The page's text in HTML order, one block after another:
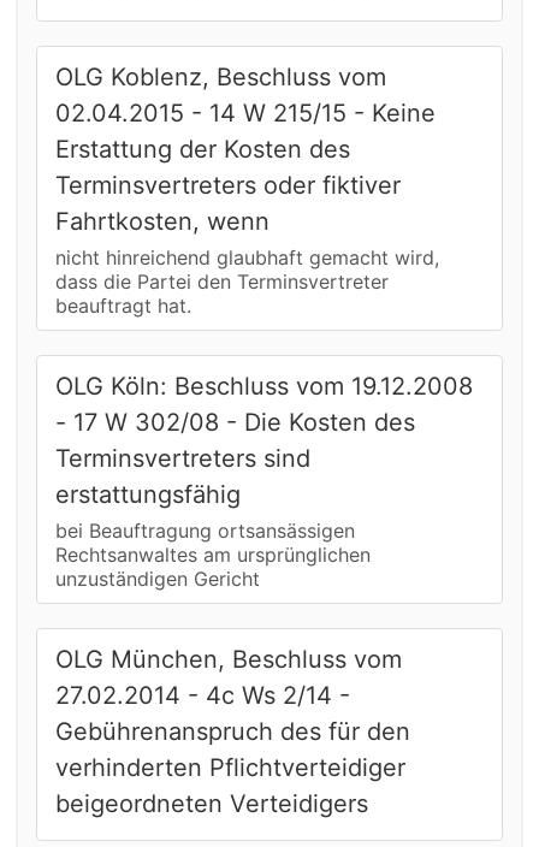
OLG Koblenz, Beschluss vom
02.04.2015 - 14 W 215/15 - Keine
Erstattung der Kosten des
Terminsvertreters oder fiktiver
Fahrtkosten, wenn
nicht hinreichend glaubhaft gemacht wird,
dass die Partei den Terminsvertreter
beauftragt hat.
OLG Köln: Beschluss vom 19.12.2008
- 17 W 302/08 - Die Kosten des
Terminsvertreters sind
erstattungsfähig
bei Beauftragung ortsansässigen
Rechtsanwaltes am ursprünglichen
unzuständigen Gericht
OLG München, Beschluss vom
27.02.2014 - 4c Ws 2/14 -
Gebührenanspruch des für den
verhinderten Pflichtverteidiger
beigeordneten Verteidigers